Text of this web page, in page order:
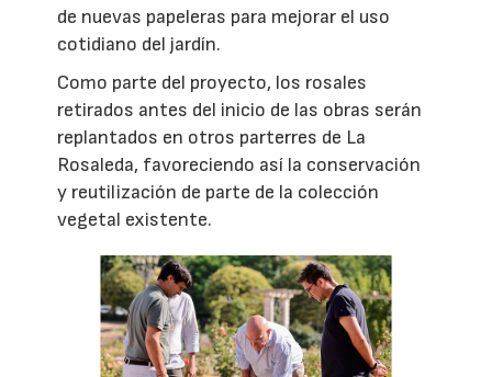
de nuevas papeleras para mejorar el uso
cotidiano del jardín.
Como parte del proyecto, los rosales
retirados antes del inicio de las obras serán
replantados en otros parterres de La
Rosaleda, favoreciendo así la conservación
y reutilización de parte de la colección
vegetal existente.